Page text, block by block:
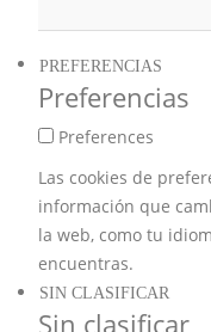
PREFERENCIAS
Preferencias
Preferences
Las cookies de
información que
la web, como tu
encuentras.
SIN CLASIFICAR
Sin clasificar